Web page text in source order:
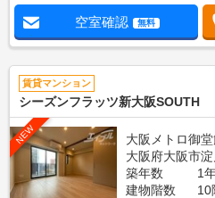
空室確認 無料
賃貸マンション
シーズンフラッツ新大阪SOUTH
NEW
大阪メトロ御
大阪府大阪市
築年数
1
建物階数
10